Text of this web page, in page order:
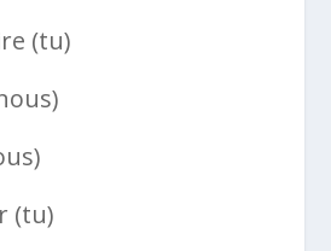
(tu)
(tu)